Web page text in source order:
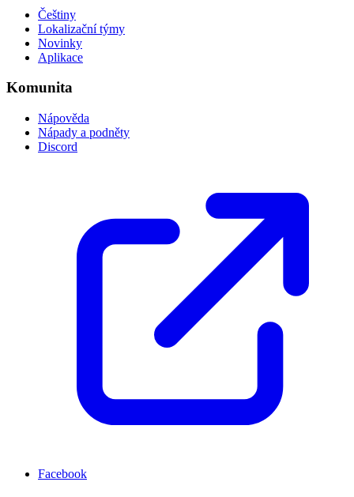
Češtiny
Lokalizační týmy
Novinky
Aplikace
Komunita
Nápověda
Nápady a podněty
Discord
Facebook